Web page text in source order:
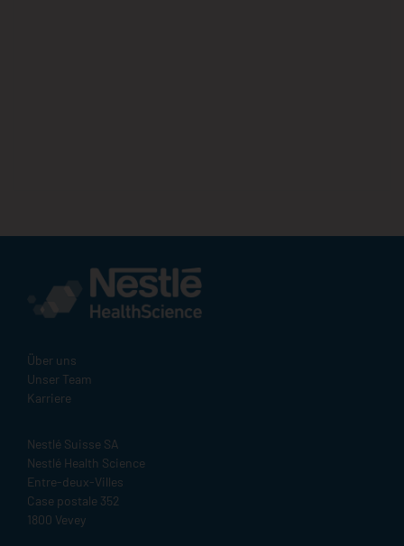
Über uns
Unser Team
Karriere
Nestlé Suisse SA
Nestlé Health Science
Entre-deux-Villes
Case postale 352
1800 Vevey